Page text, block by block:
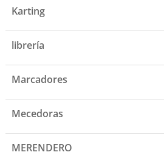
Karting
librería
Marcadores
Mecedoras
MERENDERO